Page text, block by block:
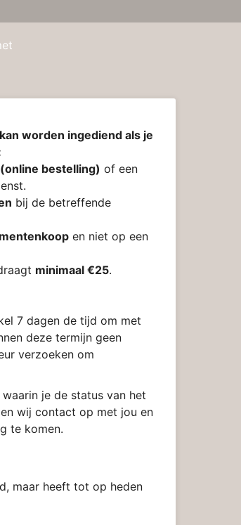
worden ingediend als je
bestelling) of een
bij de betreffende
en niet op een
minimaal €25.
7 dagen de tijd om met
deze termijn geen
verzoeken om
je de status van het
wij contact op met jou en
te komen.
maar heeft tot op heden